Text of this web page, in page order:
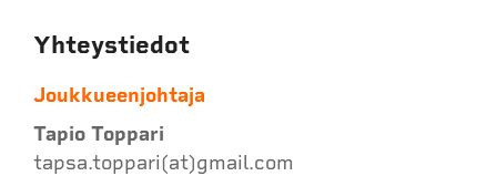
Yhteystiedot
Joukkueenjohtaja
Tapio Toppari
tapsa.toppari(at)gmail.com